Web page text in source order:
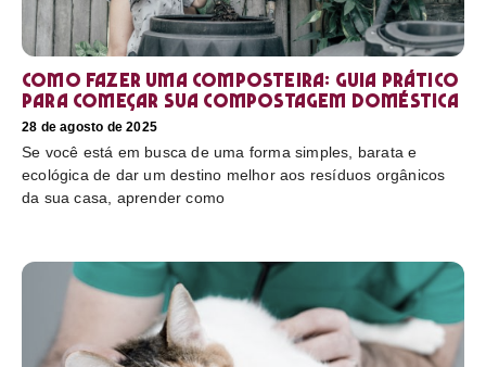
Como fazer uma composteira: Guia prático
para começar sua compostagem doméstica
28 de agosto de 2025
Se você está em busca de uma forma simples, barata e
ecológica de dar um destino melhor aos resíduos orgânicos
da sua casa, aprender como